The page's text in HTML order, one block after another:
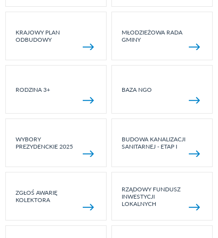
KRAJOWY PLAN
ODBUDOWY
MŁODZIEŻOWA RADA
GMINY
RODZINA 3+ BAZA NGO
WYBORY
PREZYDENCKIE 2025
BUDOWA KANALIZACJI
SANITARNEJ - ETAP I
ZGŁOŚ AWARIĘ
KOLEKTORA
RZĄDOWY FUNDUSZ
INWESTYCJI
LOKALNYCH